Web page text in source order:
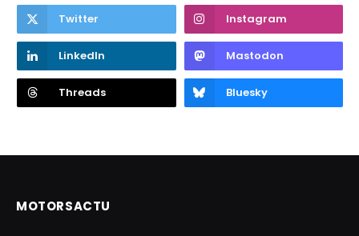
Twitter Instagram
LinkedIn Mastodon
Threads Bluesky
MOTORSACTU